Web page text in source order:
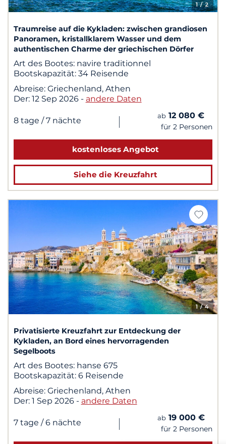
1/ 2
Traumreise auf die Kykladen: zwischen grandiosen
Panoramen, kristallklarem Wasser und dem
authentischen Charme der griechischen Dörfer
Art des Bootes: navire traditionnel
Bootskapazität: 34 Reisende
Abreise: Griechenland, Athen
Der: 12 Sep 2026 - andere Daten
8 tage / 7 nächte | ab 12 080 €
für 2 Personen
kostenloses Angebot
Siehe die Kreuzfahrt
1/ 4
Privatisierte Kreuzfahrt zur Entdeckung der
Kykladen, an Bord eines hervorragenden
Segelboots
Art des Bootes: hanse 675
Bootskapazität: 6 Reisende
Abreise: Griechenland, Athen
Der: 1 Sep 2026 - andere Daten
7 tage / 6 nächte | ab 19 000 €
für 2 Personen